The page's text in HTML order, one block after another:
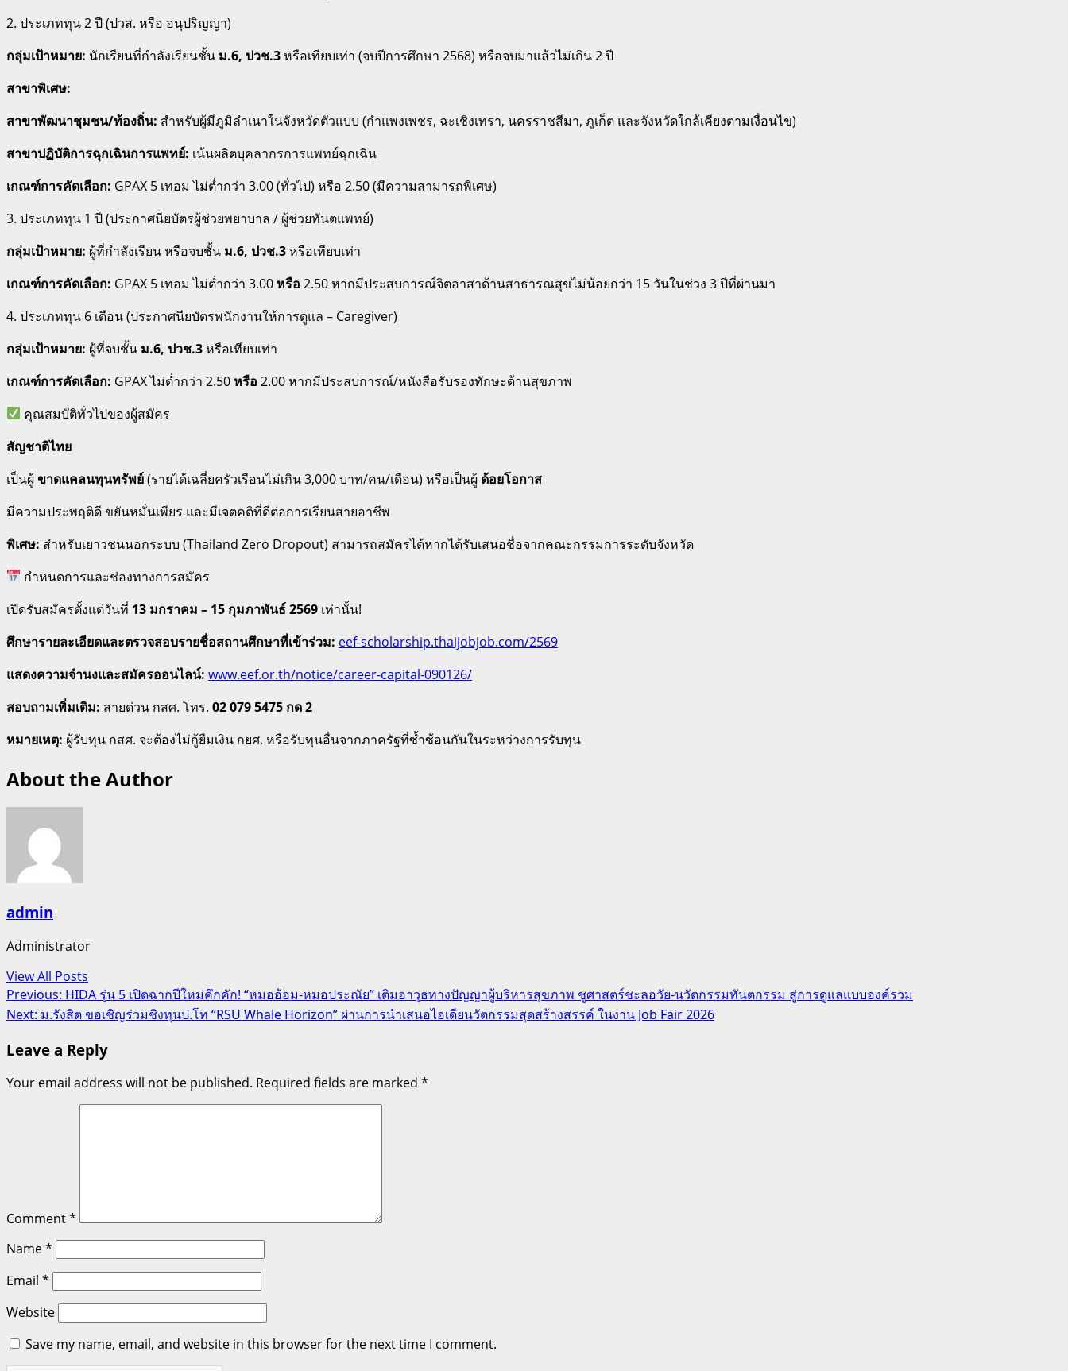
2. ประเภททุน 2 ปี (ปวส. หรือ อนุปริญญา)
กลุ่มเป้าหมาย: นักเรียนที่กำลังเรียนชั้น ม.6, ปวช.3หรือเทียบเท่า (จบปีการศึกษา 2568) หรือจบมาแล้วไม่เกิน 2 ปี
สาขาพิเศษ:
สาขาพัฒนาชุมชน/ท้องถิ่น: สำหรับผู้มีภูมิลำเนาในจังหวัดตัวแบบ (กำแพงเพชร, ฉะเชิงเทรา, นครราชสีมา, ภูเก็ต และจังหวัดใกล้เคียงตามเงื่อนไข)
สาขาปฏิบัติการฉุกเฉินการแพทย์: เน้นผลิตบุคลากรการแพทย์ฉุกเฉิน
เกณฑ์การคัดเลือก: GPAX 5 เทอม ไม่ต่ำกว่า 3.00 (ทั่วไป) หรือ 2.50 (มีความสามารถพิเศษ)
3. ประเภททุน 1 ปี (ประกาศนียบัตรผู้ช่วยพยาบาล / ผู้ช่วยทันตแพทย์)
กลุ่มเป้าหมาย: ผู้ที่กำลังเรียน หรือจบชั้น ม.6, ปวช.3หรือเทียบเท่า
เกณฑ์การคัดเลือก: GPAX 5 เทอม ไม่ต่ำกว่า 3.00 หรือ 2.50 หากมีประสบการณ์จิตอาสาด้านสาธารณสุขไม่น้อยกว่า 15 วันในช่วง 3 ปีที่ผ่านมา
4. ประเภททุน 6 เดือน (ประกาศนียบัตรพนักงานให้การดูแล – Caregiver)
กลุ่มเป้าหมาย: ผู้ที่จบชั้น ม.6, ปวช.3หรือเทียบเท่า
เกณฑ์การคัดเลือก: GPAX ไม่ต่ำกว่า 2.50 หรือ 2.00 หากมีประสบการณ์/หนังสือรับรองทักษะด้านสุขภาพ
คุณสมบัติทั่วไปของผู้สมัคร
สัญชาติไทย
เป็นผู้ขาดแคลนทุนทรัพย์(รายได้เฉลี่ยครัวเรือนไม่เกิน 3,000 บาท/คน/เดือน) หรือเป็นผู้ ด้อยโอกาส
มีความประพฤติดี ขยันหมั่นเพียร และมีเจตคติที่ดีต่อการเรียนสายอาชีพ
พิเศษ: สำหรับเยาวชนนอกระบบ (Thailand Zero Dropout) สามารถสมัครได้หากได้รับเสนอชื่อจากคณะกรรมการระดับจังหวัด
กำหนดการและช่องทางการสมัคร
เปิดรับสมัครตั้งแต่วันที่ 13 มกราคม – 15 กุมภาพันธ์ 2569 เท่านั้น!
ศึกษารายละเอียดและตรวจสอบรายชื่อสถานศึกษาที่เข้าร่วม: eef-scholarship.thaijobjob.com/2569
แสดงความจำนงและสมัครออนไลน์: www.eef.or.th/notice/career-capital-090126/
สอบถามเพิ่มเติม: สายด่วน กสศ. โทร. 02 079 5475 กด 2
หมายเหตุ: ผู้รับทุน กสศ. จะต้องไม่กู้ยืมเงิน กยศ. หรือรับทุนอื่นจากภาครัฐที่ซ้ำซ้อนกันในระหว่างการรับทุน
About the Author
admin
Administrator
View All Posts
Post
navigation
Previous: HIDA รุ่น 5 เปิดฉากปีใหม่คึกคัก! “หมออ้อม-หมอประณัย” เติมอาวุธทางปัญญาผู้บริหารสุขภาพ ชูศาสตร์ชะลอวัย-นวัตกรรมทันตกรรม สู่การดูแลแบบองค์รวม
Next: ม.รังสิต ขอเชิญร่วมชิงทุนป.โท “RSU Whale Horizon” ผ่านการนำเสนอไอเดียนวัตกรรมสุดสร้างสรรค์ ในงาน Job Fair 2026
Leave a Reply
Your email address will not be published. Required fields are marked *
Comment*
Name*
Email *
Website
Save my name, email, and website in this browser for the next time I comment.